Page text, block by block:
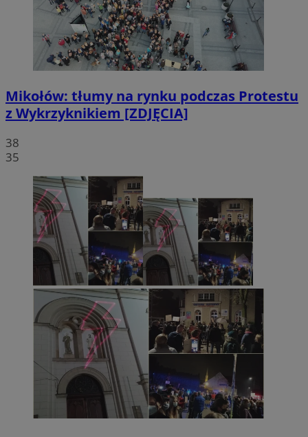
Mikołów: tłumy na rynku podczas Protestu
z Wykrzyknikiem [ZDJĘCIA]
38
35